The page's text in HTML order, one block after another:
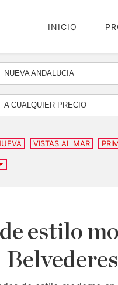
INICIO
NUEVA ANDALUCIA
A CUALQUIER PRECIO
VISTAS AL MAR
estilo